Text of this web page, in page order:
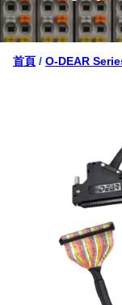
首頁 / O-DEAR